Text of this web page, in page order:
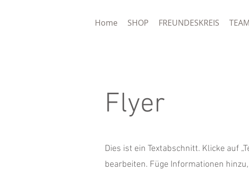
Home SHOP FREUNDESKREIS TEAM
Flyer
Dies ist ein Textabschnitt. Klicke auf
bearbeiten. Füge Informationen